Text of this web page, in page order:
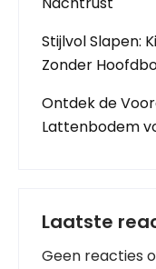
Stijlvol Slapen:
Zonder
Ontdek de
Lattenbodem
Laatste
Geen reacties